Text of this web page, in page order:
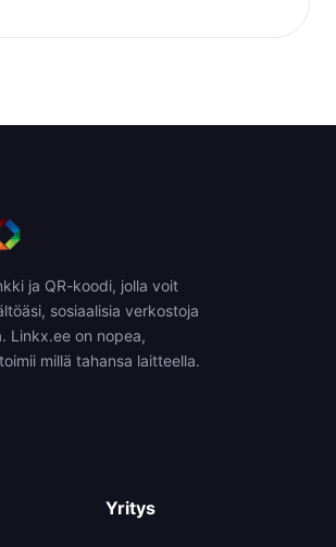
ja QR-koodi, jolla voit
sosiaalisia verkostoja
Linkx.ee on nopea,
millä tahansa laitteella.
Yritys